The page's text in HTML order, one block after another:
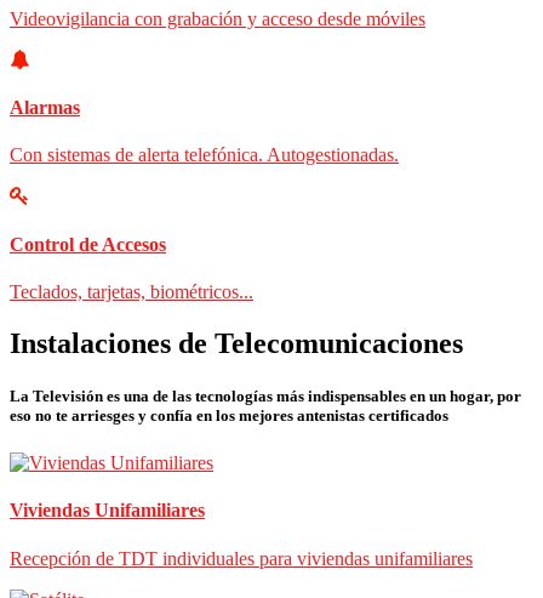
Videovigilancia con grabación y acceso desde móviles
Alarmas
Con sistemas de alerta telefónica. Autogestionadas.
Control de Accesos
Teclados, tarjetas, biométricos...
Instalaciones de Telecomunicaciones
La Televisión es una de las tecnologías más indispensables en un hogar, por
eso no te arriesges y confía en los mejores antenistas certificados
Viviendas Unifamiliares
Recepción de TDT individuales para viviendas unifamiliares